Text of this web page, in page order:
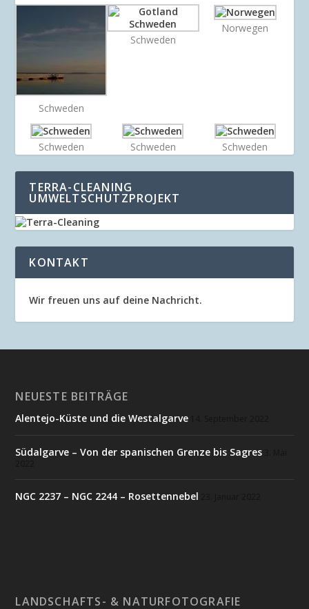
Schweden
Schweden
Norwegen
Schweden Schweden Schweden
TERRA-CLEANING
UMWELTSCHUTZPROJEKT
KONTAKT
Wir freuen uns auf deine Nachricht.
NEUESTE BEITRÄGE
Alentejo-Küste und die Westalgarve
Südalgarve – Von der spanischen Grenze bis Sagres
NGC 2237 – NGC 2244 – Rosettennebel
LANDSCHAFTS- & NATURFOTOGRAFIE